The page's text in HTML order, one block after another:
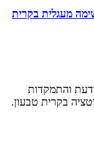
מעגלית בקרית
והתמקדות